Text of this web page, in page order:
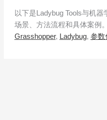
以下是Ladybug Tools与机
场景、方法流程和具体案例
Grasshopper, Ladybug, 参数